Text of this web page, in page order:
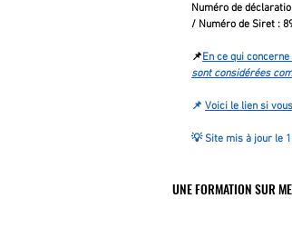
Numéro de
/ Numéro de Siret :
📌En ce qui
sont considérées
📌 Voici le lien si
💡 Site mis à jour le
UNE FORMATION SUR
UNE FORMATION SUR